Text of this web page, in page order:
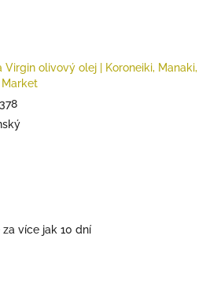
Virgin olivový olej | Koroneiki, Manaki,
Market
více jak 10 dní